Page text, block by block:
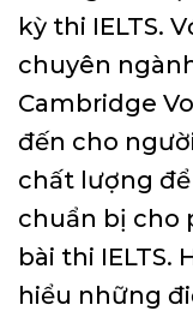
kỳ thi IELTS.
chuyên
Cambridge
đến cho
chất lượng
chuẩn bị cho
bài thi IELTS.
hiểu những